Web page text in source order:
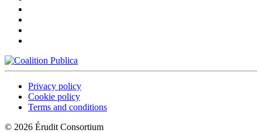
Privacy policy
Cookie policy
Terms and conditions
© 2026 Érudit Consortium